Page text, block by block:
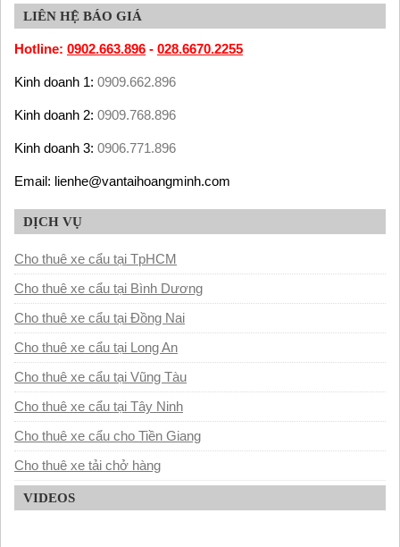
LIÊN HỆ BÁO GIÁ
Hotline: 0902.663.896 - 028.6670.2255
Kinh doanh 1: 0909.662.896
Kinh doanh 2: 0909.768.896
Kinh doanh 3: 0906.771.896
Email: lienhe@vantaihoangminh.com
DỊCH VỤ
Cho thuê xe cẩu tại TpHCM
Cho thuê xe cẩu tại Bình Dương
Cho thuê xe cẩu tại Đồng Nai
Cho thuê xe cẩu tại Long An
Cho thuê xe cẩu tại Vũng Tàu
Cho thuê xe cẩu tại Tây Ninh
Cho thuê xe cẩu cho Tiền Giang
Cho thuê xe tải chở hàng
VIDEOS